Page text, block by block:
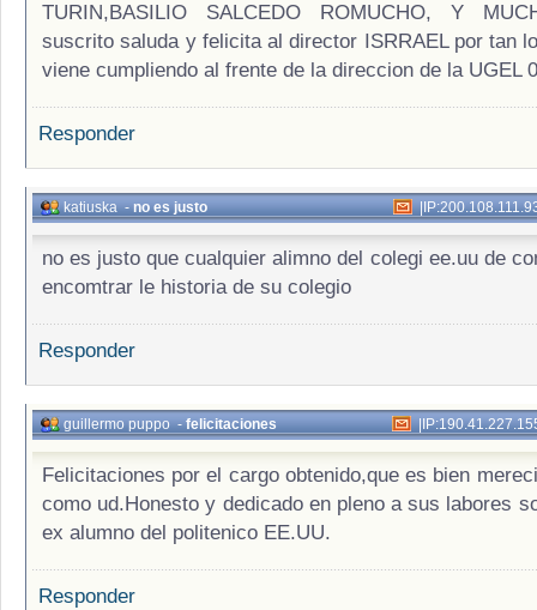
TURIN,BASILIO SALCEDO ROMUCHO, Y
suscrito saluda y felicita al director ISRRAEL por tan
viene cumpliendo al frente de la direccion de la UGEL
Responder
katiuska-no es justo |
no es justo que cualquier alimno del colegi ee.uu de
encomtrar le historia de su colegio
Responder
guillermo puppo-felicitaciones |
Felicitaciones por el cargo obtenido,que es bien
como ud.Honesto y dedicado en pleno a sus labores
ex alumno del politenico EE.UU.
Responder